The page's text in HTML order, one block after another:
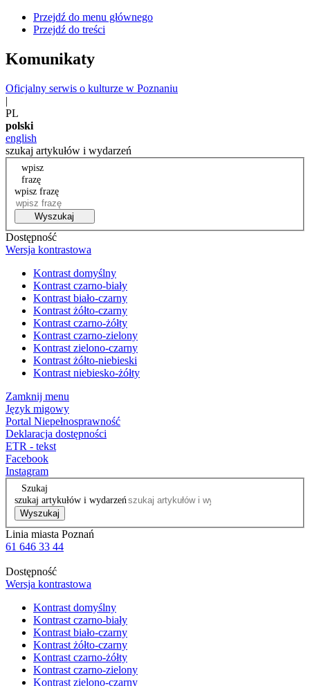
Przejdź do menu głównego
Przejdź do treści
Komunikaty
Oficjalny serwis o kulturze w Poznaniu
|
PL
polski
english
szukaj artykułów i wydarzeń
wpisz
frazę
wpisz frazę
Wyszukaj
Dostępność
Wersja kontrastowa
Kontrast domyślny
Kontrast czarno-biały
Kontrast biało-czarny
Kontrast żółto-czarny
Kontrast czarno-żółty
Kontrast czarno-zielony
Kontrast zielono-czarny
Kontrast żółto-niebieski
Kontrast niebiesko-żółty
Zamknij menu
Język migowy
Portal Niepełnosprawność
Deklaracja dostępności
ETR - tekst
Facebook
Instagram
Szukaj
szukaj artykułów i wydarzeń
Wyszukaj
Linia miasta Poznań
61 646 33 44
Dostępność
Wersja kontrastowa
Kontrast domyślny
Kontrast czarno-biały
Kontrast biało-czarny
Kontrast żółto-czarny
Kontrast czarno-żółty
Kontrast czarno-zielony
Kontrast zielono-czarny